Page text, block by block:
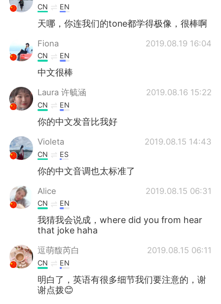
CN EN
天哪，你连我们的tone都学得极像，很棒啊
Fiona 2019.08.19 16:04
CN EN
中文很棒
Laura 许毓涵 2019.08.16 15:22
CN EN
你的中文发音比我好
Violeta 2019.08.15 14:43
CN ES
你的中文音调也太标准了
Alice 2019.08.15 06:31
CN EN
我猜我会说成，where did you from hear
that joke haha
逗萌馥芮白 2019.08.15 06:11
CN EN
明白了，英语有很多细节我们要注意的，谢
谢点拨😊